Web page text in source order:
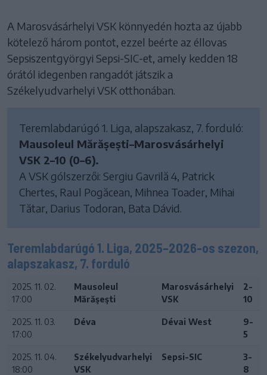
A Marosvásárhelyi VSK könnyedén hozta az újabb
kötelező három pontot, ezzel beérte az éllovas
Sepsiszentgyörgyi Sepsi-SIC-et, amely kedden 18
órától idegenben rangadót játszik a
Székelyudvarhelyi VSK otthonában.
Teremlabdarúgó 1. Liga, alapszakasz, 7. forduló:
Mausoleul Mărășești–Marosvásárhelyi
VSK 2–10 (0–6).
A VSK gólszerzői: Sergiu Gavrilă 4, Patrick
Chertes, Raul Pogăcean, Mihnea Toader, Mihai
Tătar, Darius Todoran, Bata Dávid.
Teremlabdarúgó 1. Liga, 2025–2026-os szezon,
alapszakasz, 7. forduló
2025. 11. 02.
17:00
Mausoleul
Mărăşeşti
Marosvásárhelyi
VSK
2-
10
2025. 11. 03.
17:00
Déva Dévai West
9-
5
2025. 11. 04.
18:00
Székelyudvarhelyi
VSK
Sepsi-SIC
3-
8